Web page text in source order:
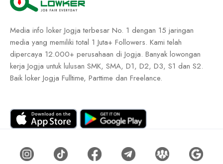
Media info loker Jogja terbesar No. 1 dengan 15 jaringan
media yang memiliki total 1 Juta+ Followers. Kami telah
dipercaya 12.000+ perusahaan di Jogja. Banyak lowongan
kerja Jogja untuk lulusan SMK, SMA, D1, D2, D3, S1 dan S2.
Baik loker Jogja Fulltime, Parttime dan Freelance.